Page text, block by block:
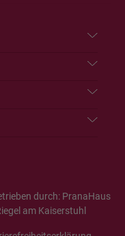
durch: PranaHaus
am Kaiserstuhl